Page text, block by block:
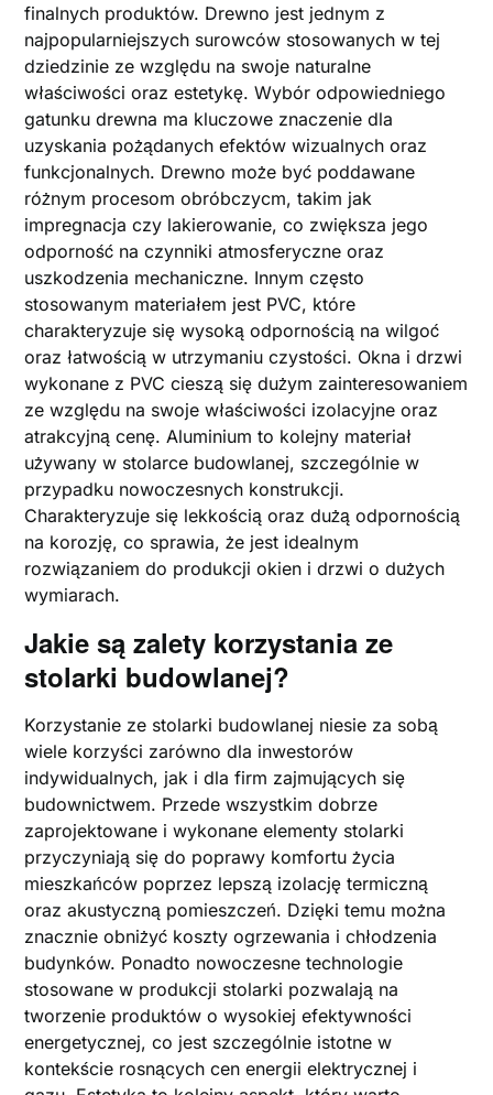
finalnych produktów. Drewno jest jednym z
najpopularniejszych surowców stosowanych w tej
dziedzinie ze względu na swoje naturalne
właściwości oraz estetykę. Wybór odpowiedniego
gatunku drewna ma kluczowe znaczenie dla
uzyskania pożądanych efektów wizualnych oraz
funkcjonalnych. Drewno może być poddawane
różnym procesom obróbczycm, takim jak
impregnacja czy lakierowanie, co zwiększa jego
odporność na czynniki atmosferyczne oraz
uszkodzenia mechaniczne. Innym często
stosowanym materiałem jest PVC, które
charakteryzuje się wysoką odpornością na wilgoć
oraz łatwością w utrzymaniu czystości. Okna i drzwi
wykonane z PVC cieszą się dużym zainteresowaniem
ze względu na swoje właściwości izolacyjne oraz
atrakcyjną cenę. Aluminium to kolejny materiał
używany w stolarce budowlanej, szczególnie w
przypadku nowoczesnych konstrukcji.
Charakteryzuje się lekkością oraz dużą odpornością
na korozję, co sprawia, że jest idealnym
rozwiązaniem do produkcji okien i drzwi o dużych
wymiarach.
Jakie są zalety korzystania ze
stolarki budowlanej?
Korzystanie ze stolarki budowlanej niesie za sobą
wiele korzyści zarówno dla inwestorów
indywidualnych, jak i dla firm zajmujących się
budownictwem. Przede wszystkim dobrze
zaprojektowane i wykonane elementy stolarki
przyczyniają się do poprawy komfortu życia
mieszkańców poprzez lepszą izolację termiczną
oraz akustyczną pomieszczeń. Dzięki temu można
znacznie obniżyć koszty ogrzewania i chłodzenia
budynków. Ponadto nowoczesne technologie
stosowane w produkcji stolarki pozwalają na
tworzenie produktów o wysokiej efektywności
energetycznej, co jest szczególnie istotne w
kontekście rosnących cen energii elektrycznej i